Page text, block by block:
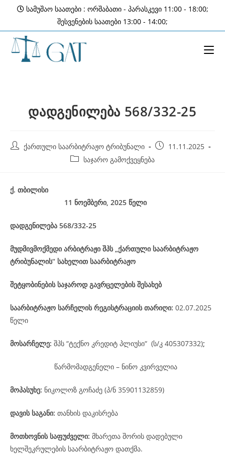
content
სამუშაო საათები : ორშაბათი - პარასკევი 11:00 - 18:00;
შესვენების საათები 13:00 - 14:00;
დადგენილება 568/332-25
Post ქართული საარბიტრაჟო ტრიბუნალი
Post 11.11.2025
Post საჯარო გამოქვეყნება
ქ. თბილისი
11 ნოემბერი, 2025 წელი
დადგენილება 568/332-25
მუდმივმოქმედი არბიტრაჟი შპს „ქართული საარბიტრაჟო
ტრიბუნალის“ სახელით საარბიტრაჟო
შეტყობინების საჯაროდ გავრცელების შესახებ
საარბიტრაჟო სარჩელის რეგისტრაციის თარიღი: 02.07.2025
წელი
მოსარჩელე: შპს “ტექნო კრედიტ პლიუსი“ (ს/კ 405307332);
წარმომადგენელი – ნინო კვირველია
მოპასუხე: ნიკოლოზ გოჩაძე (პ/ნ 35901132859)
დავის საგანი: თანხის დაკისრება
მოთხოვნის საფუძველი: მხარეთა შორის დადებული
ხელშეკრულების საარბიტრაჟო დათქმა.